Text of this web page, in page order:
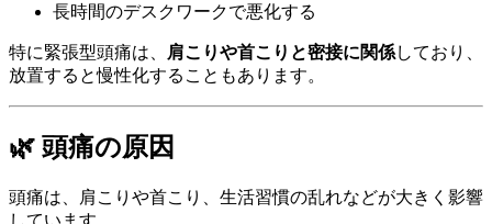
長時間のデスクワークで悪化する
特に緊張型頭痛は、 肩こりや首こりと密接に関係しており、
放置すると慢性化することもあります。
🌿 頭痛の原因
頭痛は、肩こりや首こり、生活習慣の乱れなどが大きく影響
しています。